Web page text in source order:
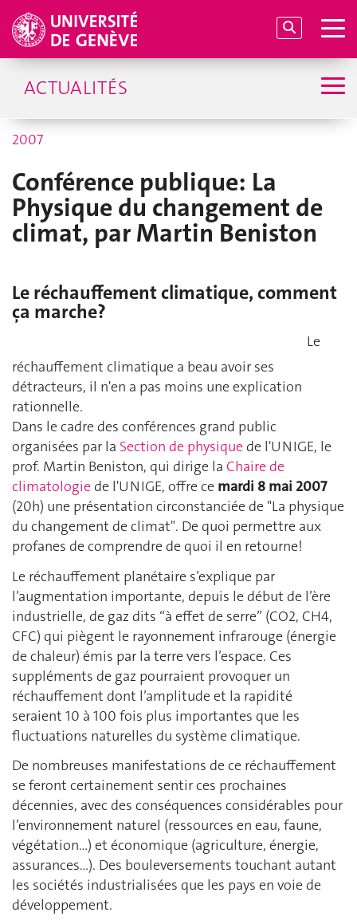
ACTUALITÉS
2007
Conférence publique: La
Physique du changement de
climat, par Martin Beniston
Le réchauffement climatique, comment
ça marche?
Le
réchauffement climatique a beau avoir ses
détracteurs, il n'en a pas moins une explication
rationnelle.
Dans le cadre des conférences grand public
organisées par la Section de physique de l'UNIGE, le
prof. Martin Beniston, qui dirige la Chaire de
climatologie de l'UNIGE, offre ce mardi 8 mai 2007
(20h) une présentation circonstanciée de "La physique
du changement de climat". De quoi permettre aux
profanes de comprendre de quoi il en retourne!
Le réchauffement planétaire s’explique par
l’augmentation importante, depuis le début de l’ère
industrielle, de gaz dits “à effet de serre” (CO2, CH4,
CFC) qui piègent le rayonnement infrarouge (énergie
de chaleur) émis par la terre vers l’espace. Ces
suppléments de gaz pourraient provoquer un
réchauffement dont l’amplitude et la rapidité
seraient 10 à 100 fois plus importantes que les
fluctuations naturelles du système climatique.
De nombreuses manifestations de ce réchauffement
se feront certainement sentir ces prochaines
décennies, avec des conséquences considérables pour
l’environnement naturel (ressources en eau, faune,
végétation…) et économique (agriculture, énergie,
assurances…). Des bouleversements touchant autant
les sociétés industrialisées que les pays en voie de
développement.